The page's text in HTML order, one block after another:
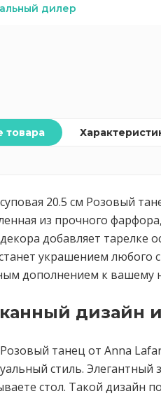
дилер
товара
20.5 см Розовый
из прочного
добавляет тарелке
украшением любого
дополнением к вашему
дизайн и
танец от Anna
стиль. Элегантный
стол. Такой дизайн